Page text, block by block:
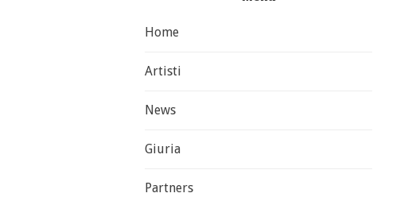
Home
Artisti
News
Giuria
Partners